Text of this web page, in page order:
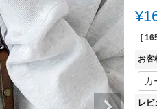
¥
[
お客
レビ